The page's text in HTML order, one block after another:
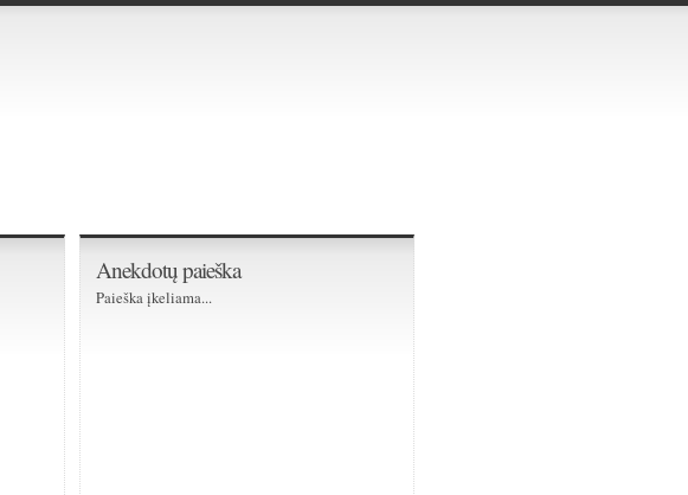
Anekdotų paieška
Paieška įkeliama...